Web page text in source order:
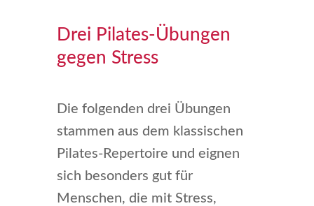
Drei Pilates-Übungen
gegen Stress
Die folgenden drei Übungen
stammen aus dem klassischen
Pilates-Repertoire und eignen
sich besonders gut für
Menschen, die mit Stress,